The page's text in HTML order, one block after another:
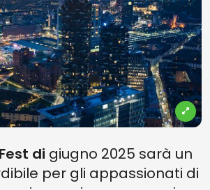
di giugno 2025 sarà un
per gli appassionati di